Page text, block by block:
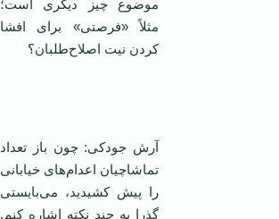
موضوع چیز دیگری است؛
مثلاً «فرصتی» برای افشا
کردن نیت‌ اصلاح‌طلبان؟
آرش جودکی: چون باز تعداد
تماشاچیان اعدام‌های خیابانی
را پیش کشیدید، می‌بایستی
گذرا به چند نکته اشاره کنم.